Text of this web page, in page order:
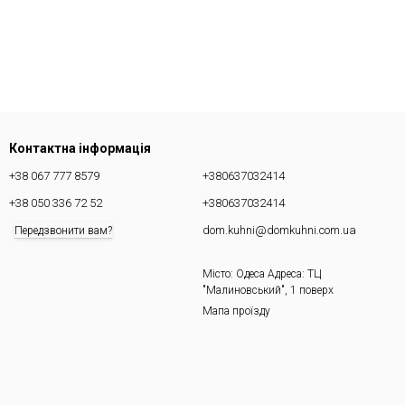
Контактна інформація
+38 067 777 8579
+38 050 336 72 52
Передзвонити вам?
+380637032414
+380637032414
dom.kuhni@domkuhni.com.ua
Місто: Одеса Адреса: ТЦ
"Малиновський", 1 поверх
Мапа проїзду